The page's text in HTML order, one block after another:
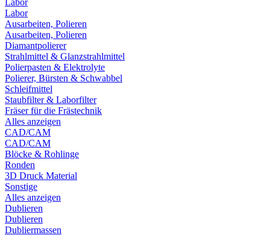
Labor
Labor
Ausarbeiten, Polieren
Ausarbeiten, Polieren
Diamantpolierer
Strahlmittel & Glanzstrahlmittel
Polierpasten & Elektrolyte
Polierer, Bürsten & Schwabbel
Schleifmittel
Staubfilter & Laborfilter
Fräser für die Frästechnik
Alles anzeigen
CAD/CAM
CAD/CAM
Blöcke & Rohlinge
Ronden
3D Druck Material
Sonstige
Alles anzeigen
Dublieren
Dublieren
Dubliermassen